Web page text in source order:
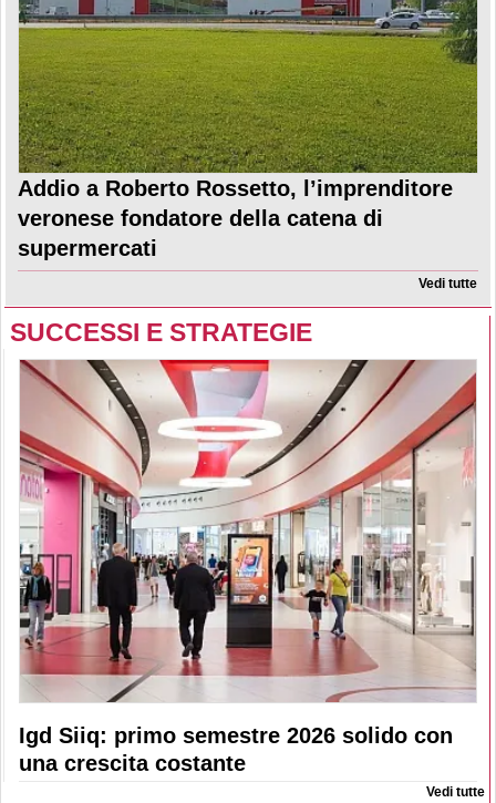
Addio a Roberto Rossetto, l’imprenditore
veronese fondatore della catena di
supermercati
Vedi tutte
SUCCESSI E STRATEGIE
Igd Siiq: primo semestre 2026 solido con
una crescita costante
Vedi tutte